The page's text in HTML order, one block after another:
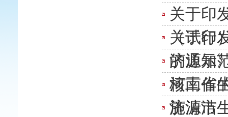
关于印
（试行
关于印
的通知
济源示
核工作
河南省
施清洁
济源市